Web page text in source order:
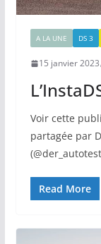
A LA UNE DS 3
15 janvier 2023
Voir cette
partagée par
Read More